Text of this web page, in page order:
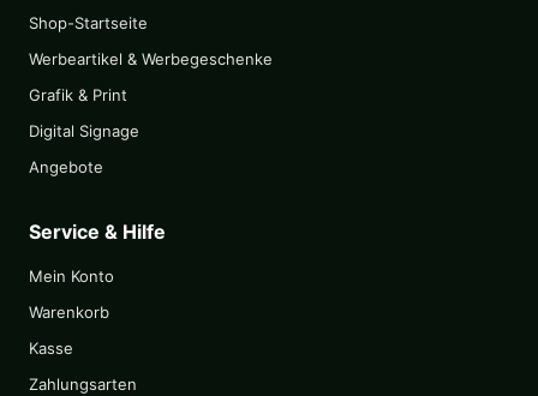
Shop-Startseite
Werbeartikel & Werbegeschenke
Grafik & Print
Digital Signage
Angebote
Service & Hilfe
Mein Konto
Warenkorb
Kasse
Zahlungsarten